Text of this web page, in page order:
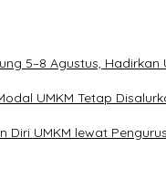
5–8 Agustus, Hadirkan
UMKM Tetap
UMKM lewat